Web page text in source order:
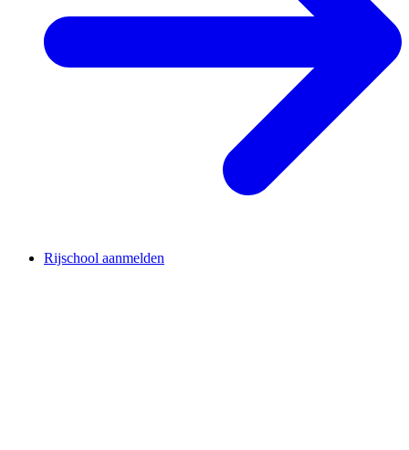
Rijschool aanmelden